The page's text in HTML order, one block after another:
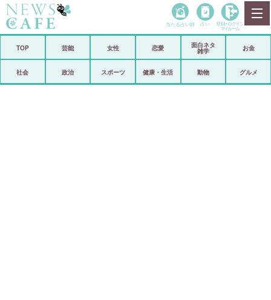
政治
当たる占い師 占い 登録• ログイン
マイルーム
TOP 芸能 女性 恋愛
面白ネタ
雑学
お金
社会 政治 スポーツ 健康・生活 動物 グルメ